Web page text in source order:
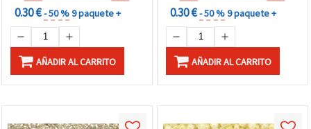
0.30 €- 50 %9 paquete +
AÑADIR AL CARRITO
0.30 €- 50 %9 paquete +
AÑADIR AL CARRITO